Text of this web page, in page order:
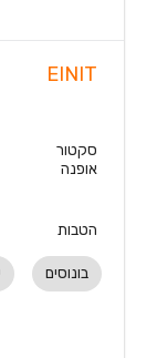
EINIT
סקטור
אופנה
הטבות
בונוסים